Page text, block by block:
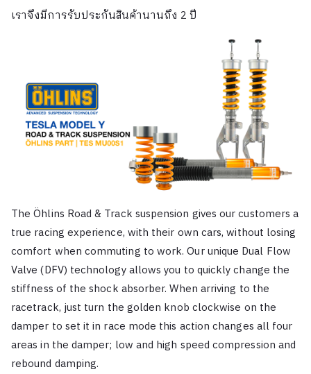
เราจึงมีการรับประกันสินค้านานถึง 2 ปี
The Öhlins Road & Track suspension gives our customers a
true racing experience, with their own cars, without losing
comfort when commuting to work. Our unique Dual Flow
Valve (DFV) technology allows you to quickly change the
stiffness of the shock absorber. When arriving to the
racetrack, just turn the golden knob clockwise on the
damper to set it in race mode this action changes all four
areas in the damper; low and high speed compression and
rebound damping.